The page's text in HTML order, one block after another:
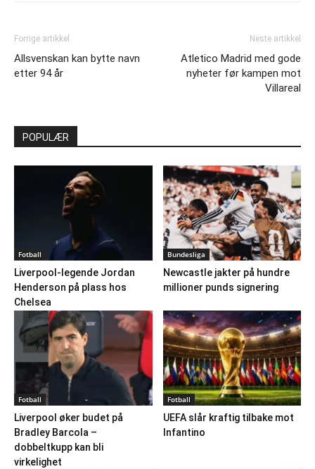
Forrige artikkel
Allsvenskan kan bytte navn
etter 94 år
Neste artikkel
Atletico Madrid med gode
nyheter før kampen mot
Villareal
POPULÆR
Fotball
Liverpool-legende Jordan
Henderson på plass hos
Chelsea
Bundesliga
Newcastle jakter på hundre
millioner punds signering
Fotball
Liverpool øker budet på
Bradley Barcola –
dobbeltkupp kan bli
virkelighet
Fotball
UEFA slår kraftig tilbake mot
Infantino